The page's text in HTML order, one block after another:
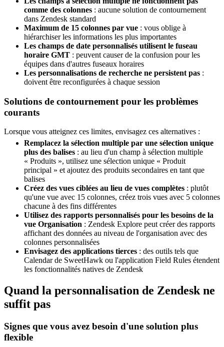
comme des colonnes : aucune solution de contournement
dans Zendesk standard
Maximum de 15 colonnes par vue : vous oblige à
hiérarchiser les informations les plus importantes
Les champs de date personnalisés utilisent le fuseau
horaire GMT : peuvent causer de la confusion pour les
équipes dans d'autres fuseaux horaires
Les personnalisations de recherche ne persistent pas :
doivent être reconfigurées à chaque session
Solutions de contournement pour les problèmes
courants
Lorsque vous atteignez ces limites, envisagez ces alternatives :
Remplacez la sélection multiple par une sélection unique
plus des balises : au lieu d'un champ à sélection multiple
« Produits », utilisez une sélection unique « Produit
principal » et ajoutez des produits secondaires en tant que
balises
Créez des vues ciblées au lieu de vues complètes : plutôt
qu'une vue avec 15 colonnes, créez trois vues avec 5 colonnes
chacune à des fins différentes
Utilisez des rapports personnalisés pour les besoins de la
vue Organisation : Zendesk Explore peut créer des rapports
affichant des données au niveau de l'organisation avec des
colonnes personnalisées
Envisagez des applications tierces : des outils tels que
Calendar de SweetHawk ou l'application Field Rules étendent
les fonctionnalités natives de Zendesk
Quand la personnalisation de Zendesk ne
suffit pas
Signes que vous avez besoin d'une solution plus
flexible